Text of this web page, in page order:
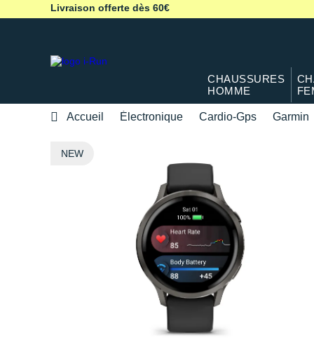
Livraison offerte dès 60€
CHAUSSURES
HOMME
Accueil Électronique Cardio-Gps Garmin
NEW